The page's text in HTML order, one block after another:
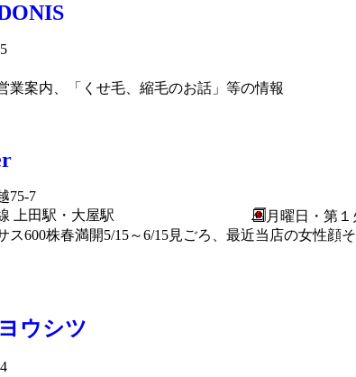
業案内、「くせ毛、縮毛のお話」等の情報
75-7
上田駅・大屋駅
月曜日・第
ス600株春満開5/15～6/15見ごろ、最近当店の女性
ウシツ